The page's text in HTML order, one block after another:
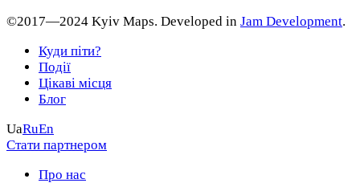
©2017—2024 Kyiv Maps. Developed in Jam Development.
Куди піти?
Події
Цікаві місця
Блог
UaRuEn
Стати партнером
Про нас